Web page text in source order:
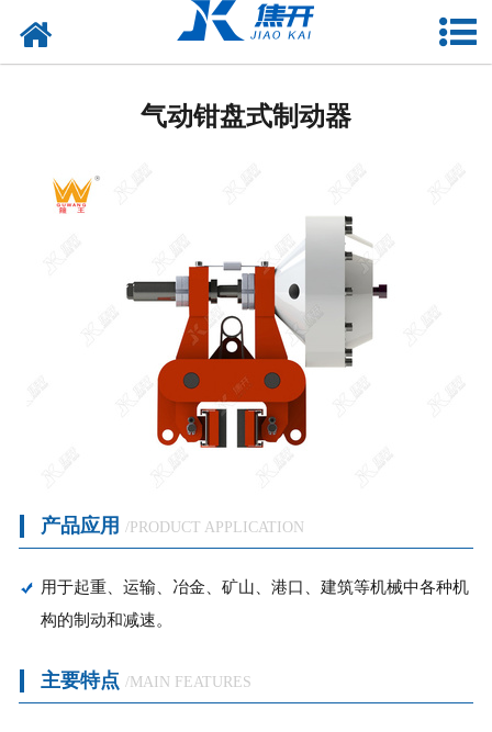
网站首页
联轴器
增摩垫片
- 摩擦材料
港口海工应用
冶金矿山应用
起重机械应用
- 推动器
气动钳盘式制动器
产品应用 /PRODUCT APPLICATION
用于起重、运输、冶金、矿山、港口、建筑等机械中各种机
构的制动和减速。
主要特点 /MAIN FEATURES